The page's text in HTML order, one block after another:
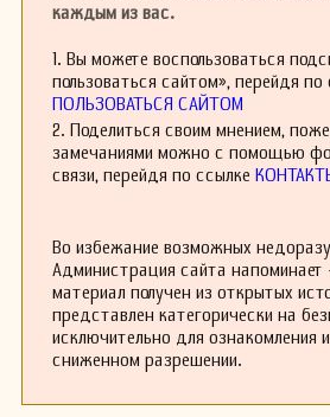
каждым из вас.
1. Вы можете воспользоваться
пользоваться сайтом», перейдя по
ПОЛЬЗОВАТЬСЯ САЙТОМ
2. Поделиться своим мнением,
замечаниями можно с помощью
связи, перейдя по ссылке
Во избежание возможных
Администрация сайта напоминает
материал получен из открытых
представлен категорически на
исключительно для ознакомления
сниженном разрешении.